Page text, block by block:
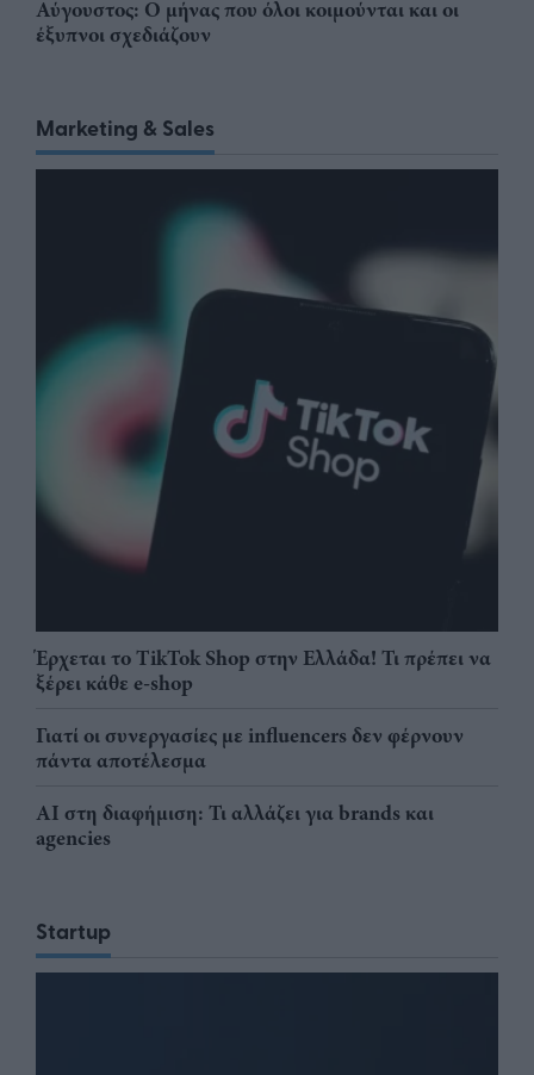
Αύγουστος: Ο μήνας που όλοι κοιμούνται και οι
έξυπνοι σχεδιάζουν
Marketing & Sales
Έρχεται το TikTok Shop στην Ελλάδα! Τι πρέπει να
ξέρει κάθε e-shop
Γιατί οι συνεργασίες με influencers δεν φέρνουν
πάντα αποτέλεσμα
AI στη διαφήμιση: Τι αλλάζει για brands και
agencies
Startup